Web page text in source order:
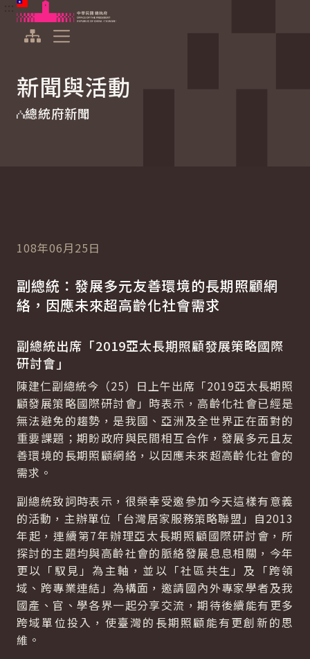
跳到主要內容
中華民國總統府
新聞與活動
總統府新聞
108年06月25日
副總統：發展多元友善環境的長期照顧網
絡，因應未來超高齡化社會需求
副總統出席「2019亞太長期照顧發展策略國際
研討會」
陳建仁副總統今（25）日上午出席「2019亞太長期照
顧發展策略國際研討會」時表示，高齡化社會已經是
無法避免的趨勢，是我國、亞洲及全世界正在面對的
重要課題；期盼政府與民間相互合作，發展多元且友
善環境的長期照顧網絡，以因應未來超高齡化社會的
需求。
副總統致詞時表示，很榮幸受邀參加今天這樣有意義
的活動，主辦單位「台灣居家服務策略聯盟」自2013
年起，連續第7年辦理亞太長期照顧國際研討會，所
探討的主題均與高齡社會的脈絡發展息息相關，今年
更以「馭見」為主軸，並以「社區共生」及「跨領
域、跨專業連結」為構面，邀請國內外專家學者及我
國產、官、學各界一起分享交流，期待後續能有更多
跨域單位投入，使臺灣的長期照顧能有更創新的思
維。